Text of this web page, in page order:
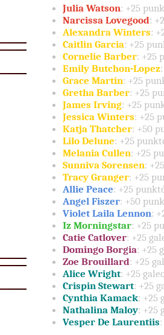
Julia Watson: +25
Narcissa Lovegood:
Alexandra Winters:
Caitlin Garcia: +25
Cornelie Barber: +25
Emily Butchon-Lopez
Grace Martin: +25
Gretha Barber: +25
James Irving: +25
Jessica Winters: +25
Katja Thatcher: +50
Lilo Delune: +25
Melania Cullen: +25
Sunniva Sorensen:
Tracy Granger: +25
Allie Peace: +25
Angel Fiszer: +50
Violet Laila Lennon:
Iz Morningstar: +25
Catie Catlover: +25
Domingo Borgia: +25
Zoe Brouillard: +25
Alice Wright: +25
Crispin Stewart: +25
Cynthia Kamack: +25
Nathalina Maloy: +25
Vesper De Laurentiis